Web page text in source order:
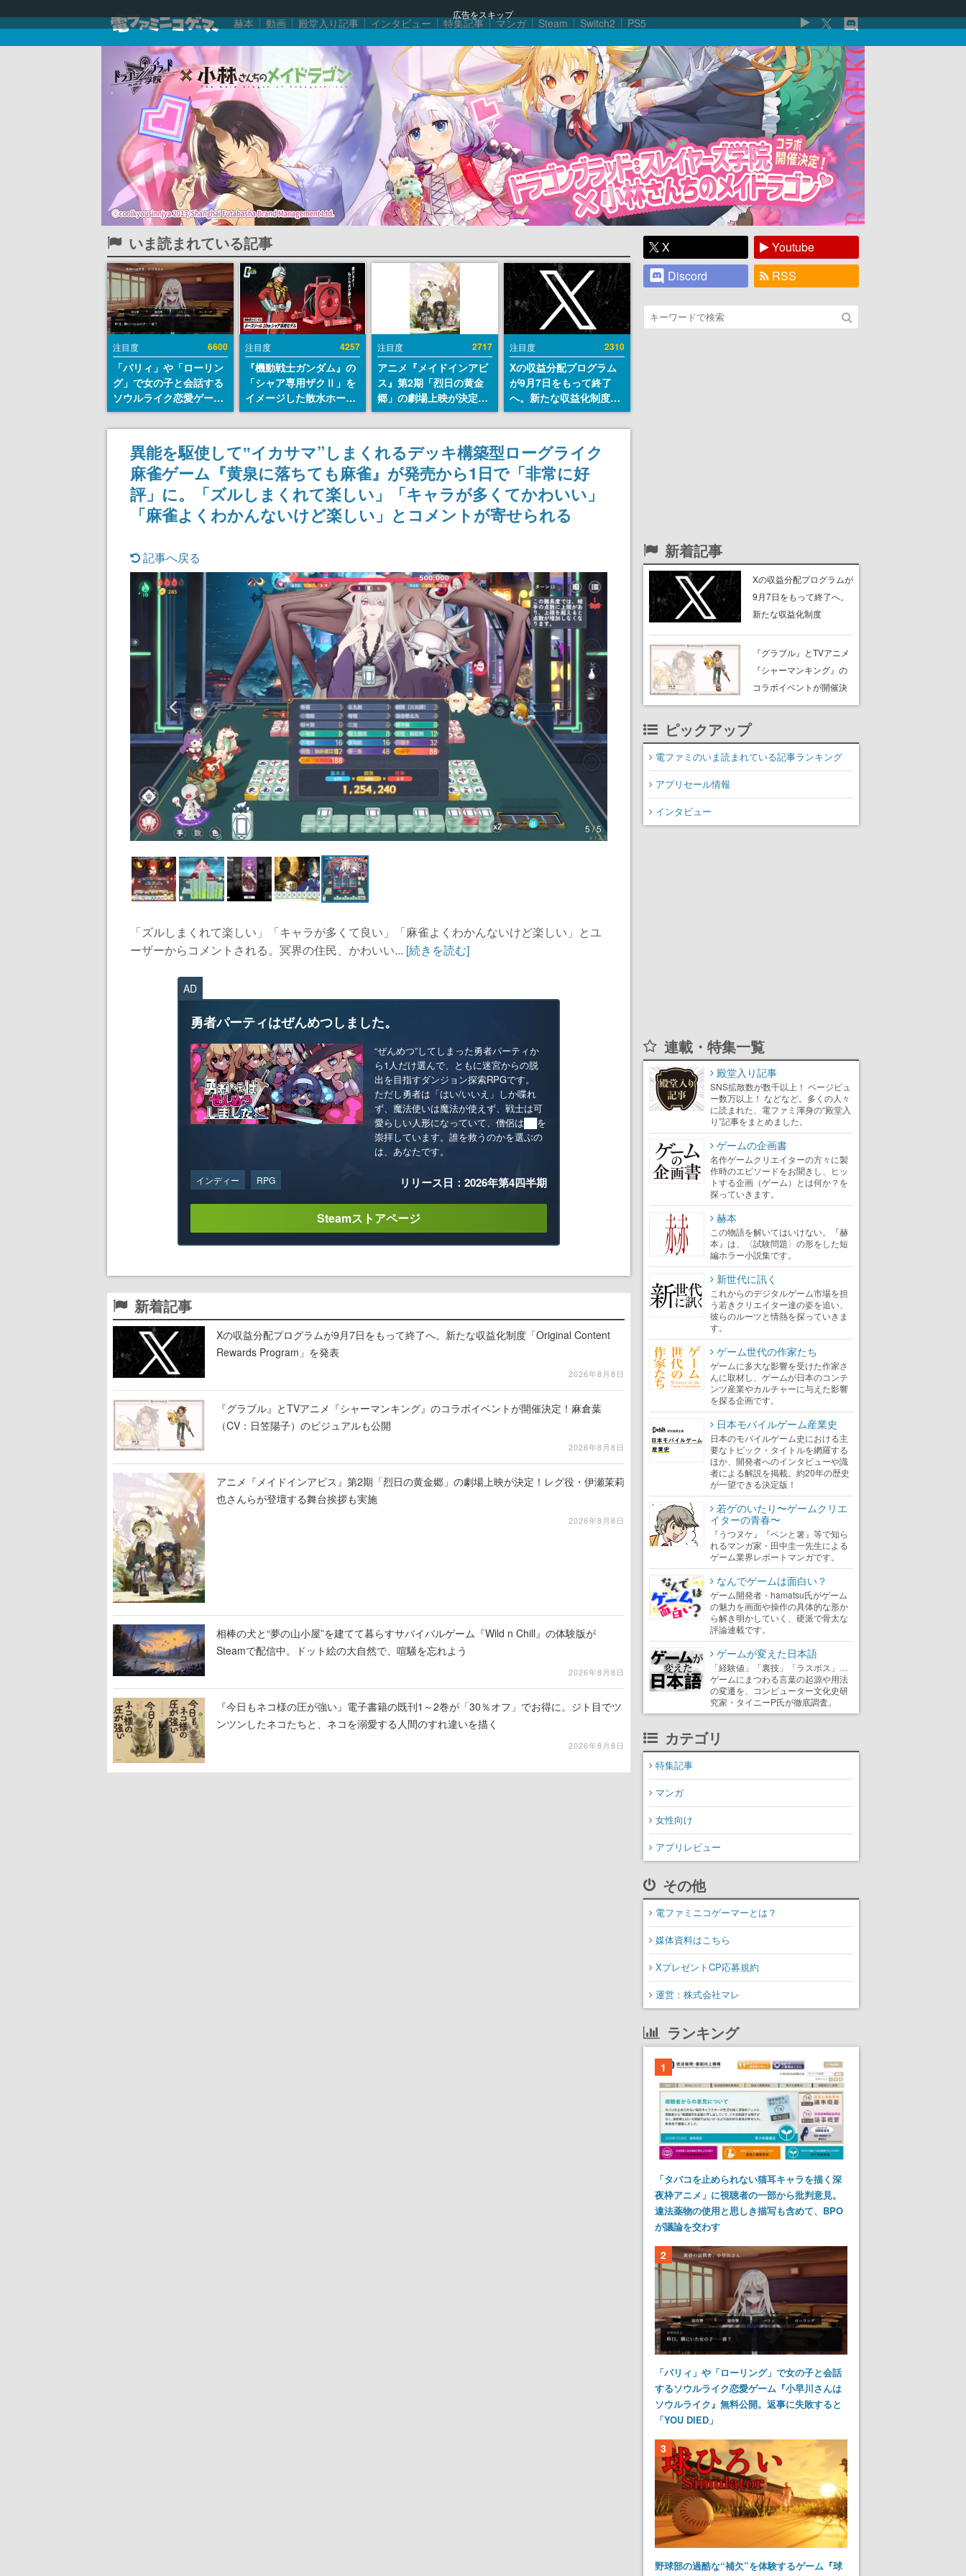
広告をスキップ
赫本 動画 殿堂入り記事 インタビュー 特集記事 マンガ Steam Switch2 PS5
いま読まれている記事
注目度 6600
「パリィ」や「ローリン
グ」で女の子と会話する
ソウルライク恋愛ゲーム
『小早川さんはソウルラ
イク』無料公開。返事に
失敗すると「YOU
DIED」
注目度 4257
『機動戦士ガンダム』の
「シャア専用ザクⅡ」を
イメージした散水ホース
リールが予約開始。本体
にはシャアのパーソナル
マークやジオン公国軍の
エンブレム、型式番号な
どを配置
注目度 2717
アニメ『メイドインアビ
ス』第2期「烈日の黄金
郷」の劇場上映が決定！
レグ役・伊瀬茉莉也さん
らが登壇する舞台挨拶も
実施
注目度 2310
Xの収益分配プログラム
が9月7日をもって終了
へ。新たな収益化制度
「Original Content
Rewards Program」を
異能を駆使して‟イカサマ”しまくれるデッキ構築型ローグライク
麻雀ゲーム『黄泉に落ちても麻雀』が発売から1日で「非常に好
評」に。「ズルしまくれて楽しい」「キャラが多くてかわいい」
「麻雀よくわかんないけど楽しい」とコメントが寄せられる
記事へ戻る
5 / 5
「ズルしまくれて楽しい」「キャラが多くて良い」「麻雀よくわかんないけど楽しい」とユ
ーザーからコメントされる。冥界の住民、かわいい... [続きを読む]
AD
勇者パーティはぜんめつしました。
“ぜんめつ”してしまった勇者パーティか
ら1人だけ選んで、ともに迷宮からの脱
出を目指すダンジョン探索RPGです。
ただし勇者は「はい/いいえ」しか喋れ
ず、魔法使いは魔法が使えず、戦士は可
愛らしい人形になっていて、僧侶は██を
崇拝しています。誰を救うのかを選ぶの
は、あなたです。
インディー RPG リリース日：2026年第4四半期
Steamストアページ
新着記事
Xの収益分配プログラムが9月7日をもって終了へ。新たな収益化制度「Original Content
Rewards Program」を発表
2026年8月8日
『グラブル』とTVアニメ『シャーマンキング』のコラボイベントが開催決定！麻倉葉
（CV：日笠陽子）のビジュアルも公開
2026年8月8日
アニメ『メイドインアビス』第2期「烈日の黄金郷」の劇場上映が決定！レグ役・伊瀬茉莉
也さんらが登壇する舞台挨拶も実施
2026年8月8日
相棒の犬と“夢の山小屋”を建てて暮らすサバイバルゲーム『Wild n Chill』の体験版が
Steamで配信中。ドット絵の大自然で、喧騒を忘れよう
2026年8月8日
『今日もネコ様の圧が強い』電子書籍の既刊1～2巻が「30％オフ」でお得に。ジト目でツ
ンツンしたネコたちと、ネコを溺愛する人間のすれ違いを描く
2026年8月8日
X
Youtube
Discord
RSS
新着記事
Xの収益分配プログラムが
9月7日をもって終了へ。
新たな収益化制度
Rewards Program」を発
表
『グラブル』とTVアニメ
『シャーマンキング』の
コラボイベントが開催決
定！麻倉葉（CV：日笠陽
ピックアップ
電ファミのいま読まれている記事ランキング
アプリセール情報
インタビュー
連載・特集一覧
殿堂入り記事
SNS拡散数が数千以上！ ページビュ
ー数万以上！ などなど。多くの人々
に読まれた、電ファミ渾身の“殿堂入
り”記事をまとめました。
ゲームの企画書
名作ゲームクリエイターの方々に製
作時のエピソードをお聞きし、ヒッ
トする企画（ゲーム）とは何か？を
探っていきます。
赫本
この物語を解いてはいけない。『赫
本』は、〈試験問題〉の形をした短
編ホラー小説集です。
新世代に訊く
これからのデジタルゲーム市場を担
う若きクリエイター達の姿を追い、
彼らのルーツと情熱を探っていきま
す。
ゲーム世代の作家たち
ゲームに多大な影響を受けた作家さ
んに取材し、ゲームが日本のコンテ
ンツ産業やカルチャーに与えた影響
を探る企画です。
日本モバイルゲーム産業史
日本のモバイルゲーム史における主
要なトピック・タイトルを網羅する
ほか、開発者へのインタビューや識
者による解説を掲載。約20年の歴史
が一望できる決定版！
若ゲのいたり〜ゲームクリエ
イターの青春〜
『うつヌケ』『ペンと箸』等で知ら
れるマンガ家・田中圭一先生による
ゲーム業界レポートマンガです。
なんでゲームは面白い？
ゲーム開発者・hamatsu氏がゲーム
の魅力を画面や操作の具体的な形か
ら解き明かしていく、硬派で骨太な
評論連載です。
ゲームが変えた日本語
「経験値」「裏技」「ラスボス」…
ゲームにまつわる言葉の起源や用法
の変遷を、コンピューター文化史研
究家・タイニーP氏が徹底調査。
カテゴリ
特集記事
マンガ
女性向け
アプリレビュー
その他
電ファミニコゲーマーとは？
媒体資料はこちら
XプレゼントCP応募規約
運営：株式会社マレ
ランキング
1
「タバコを止められない猫耳キャラを描く深
夜枠アニメ」に視聴者の一部から批判意見。
違法薬物の使用と思しき描写も含めて、BPO
が議論を交わす
2
「パリィ」や「ローリング」で女の子と会話
するソウルライク恋愛ゲーム『小早川さんは
ソウルライク』無料公開。返事に失敗すると
「YOU DIED」
3
野球部の過酷な“補欠”を体験するゲーム『球